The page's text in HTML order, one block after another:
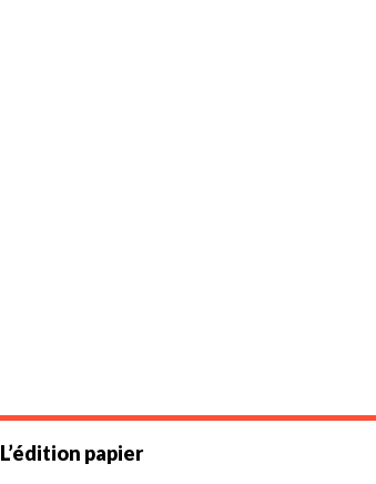
L’édition papier